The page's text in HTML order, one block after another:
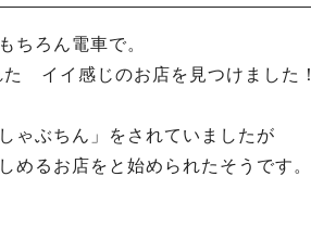
ちろん電車で。
イイ感じのお店を見つけました！
ゃぶちん」をされていましたが
めるお店をと始められたそうです。